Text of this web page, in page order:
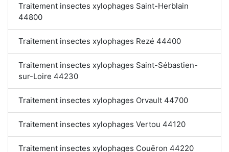
Traitement insectes xylophages Saint-Herblain
44800
Traitement insectes xylophages Rezé 44400
Traitement insectes xylophages Saint-Sébastien-
sur-Loire 44230
Traitement insectes xylophages Orvault 44700
Traitement insectes xylophages Vertou 44120
Traitement insectes xylophages Couëron 44220